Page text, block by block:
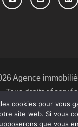
Agence
Tous droits
Spa | Développé
par WordPress
cookies pour vous
site web. Si vous
que vous